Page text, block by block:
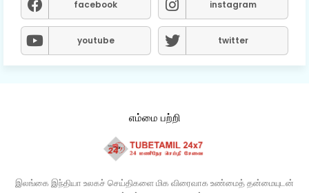
facebook instagram
youtube twitter
எம்மை பற்றி
இலங்கை இந்தியா உலகச் செய்திகளை மிக விரைவாக உண்மைத் தன்மையுடன்